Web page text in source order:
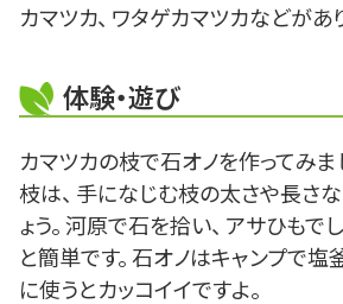
カマツカ、 ワタゲカマツカなどがあ
体験・遊び
カマツカの枝で石オノを作ってみま
枝は、 手になじむ枝の太さや長さ
ょう。 河原で石を拾い、 アサひもで
と簡単です。 石オノはキャンプで
に使うとカッコイイですよ。